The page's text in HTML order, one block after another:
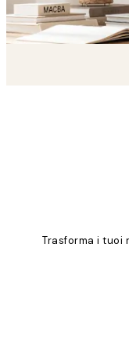
Trasforma i tuoi